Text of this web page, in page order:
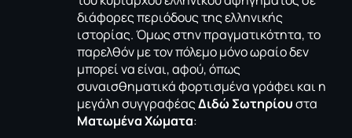
διάφορες περιόδους της ελληνικής
ιστορίας. Όμως στην πραγματικότητα, το
παρελθόν με τον πόλεμο μόνο ωραίο δεν
μπορεί να είναι, αφού, όπως
συναισθηματικά φορτισμένα γράφει και η
μεγάλη συγγραφέαςΔιδώ Σωτηρίουστα
Ματωμένα Χώματα: